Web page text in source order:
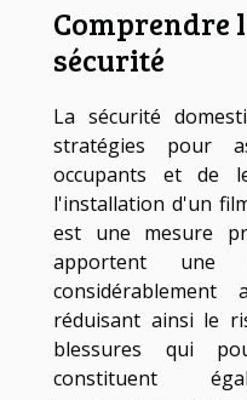
Comprendre
sécurité
La sécurité
stratégies pour
occupants et de
l'installation d'un
est une mesure
apportent une
réduisant ainsi le
blessures qui
constituent